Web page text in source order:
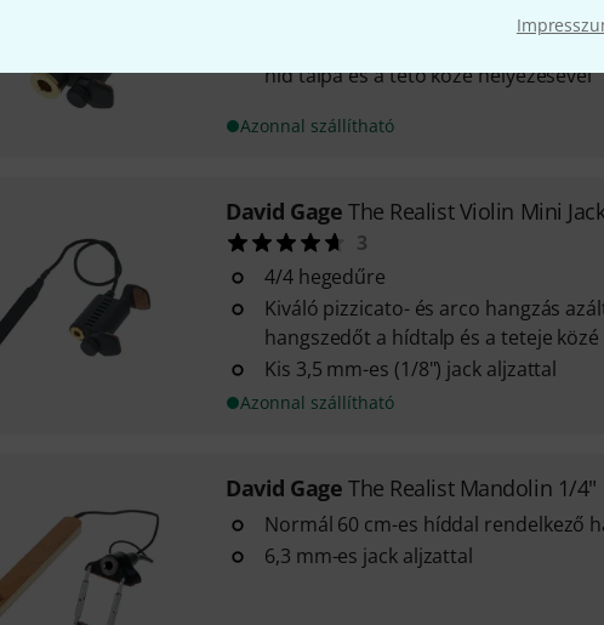
6,3 mm-es jack aljzatú brácsákhoz (1/
híd talpa és a tető közé helyezésével
Azonnal szállítható
David Gage The Realist Violin Mini
3
4/4 hegedűre
Kiváló pizzicato- és arco hangzás
hangszedőt a hídtalp és a teteje közé
Kis 3,5 mm-es (1/8") jack aljzattal
Azonnal szállítható
David Gage The Realist Mandolin 1/4"
Normál 60 cm-es híddal rendelkező
6,3 mm-es jack aljzattal